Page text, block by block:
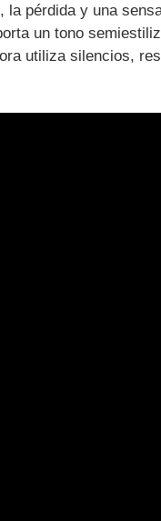
pérdida y una
un tono
utiliza silencios,